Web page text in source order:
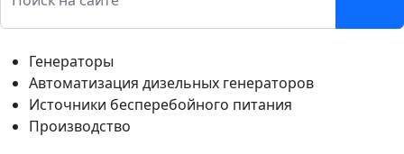
Генераторы
Автоматизация дизельных генераторов
Источники бесперебойного питания
Производство